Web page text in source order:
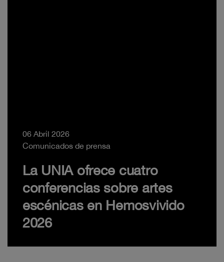
06 Abril 2026
Comunicados de prensa
La UNIA ofrece cuatro
conferencias sobre artes
escénicas en Hemosvivido
2026